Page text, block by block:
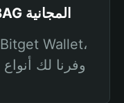
اربح توزيعات MOON BAG المجانية
وفرنا لك